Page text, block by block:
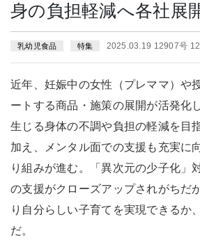
身の負担軽減へ各社展
乳幼児食品 特集 2025.03.19 12907号
近年、妊娠中の女性（プレママ）や
ートする商品・施策の展開が活発化
生じる身体の不調や負担の軽減を目
加え、メンタル面での支援も充実に
り組みが進む。「異次元の少子化」
の支援がクローズアップされがちだ
り自分らしい子育てを実現できるか
だ。